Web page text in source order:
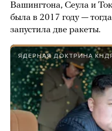
Вашингтона, Сеула и
была в 2017 году —
запустила две ракеты.
ЯДЕРНАЯ ДОКТРИНА